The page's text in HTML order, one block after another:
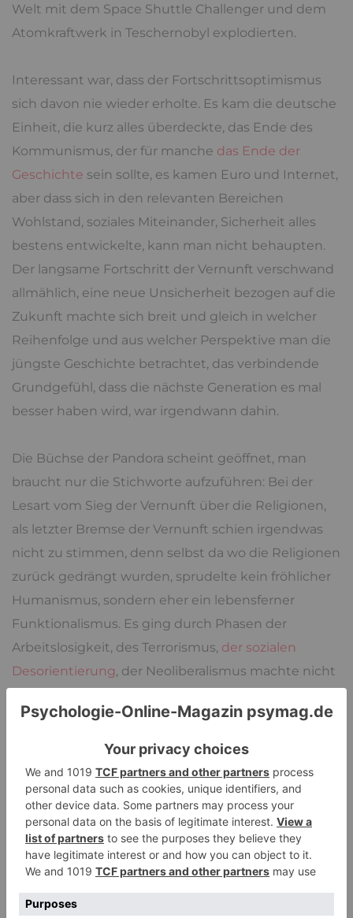
Welt mit dem Space Shuttle Challenger und dem
Atomkraftwerk in Teschernobyl explodierten.
Interessant war, dass der Fortschrittsoptimismus
sich davon nie wieder erholte. Es kam die deutsche
Einheit, die kurz alles überdeckte, das Ende des
Kommunismus, der für manche das Ende der
Geschichte sein sollte, es kamen Euro und Internet,
aber dass sich in den relevanten Bereichen
Wohlstand, soziales Miteinander, Sicherheit alles
bestens entwickelte, kann man nicht behaupten.
Der langsame Fortschritt der Vernunft verschwand
allmählich, eine neue Unsicherheit bezogen auf die
Zukunft machte sich breit und gleich in welcher
Reihenfolge und aus welcher Perspektive man die
jüngste Geschichte betrachtet, das verbindende
Grundgefühl, dass die nächste Generation es mal
besser haben wird, war irgendwann dahin.
Die Büchse der Pandora scheint geöffnet, man
braucht nur die Stichworte aufzuführen: Bei der
Lesart vom Sieg der Vernunft über die Religionen,
als letzter Bremse der Vernunft schien irgendwas
nicht zu stimmen, denn selbst da wo die Religionen
zurück gedrängt wurden, sprudelte kein fröhlicher
Humanismus, sondern eher ein lebensferner
Funktionalismus. Es ging durch Phasen der
Arbeitslosigkeit, des Terrorismus, der sozialen
Desorientierung, der Neoliberalismus machte nicht
Umweltzerstörung und ist ein Thema, das trotz
angestrengter Ignoranz nicht von selbst
verschwunden ist: Der Klimawandel kommt noch
dazu,wir sind sehr viele Menschen geworden, die
Migrationsströme nehmen zu und sind nicht
reibungslos, die Renten sind nicht sicher, dafür
stecken wir in einer Phase der neuen kalten
gerade Pause macht, bei der man weltweit aber das